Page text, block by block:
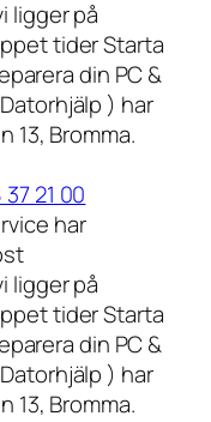
ligger på
tider Starta
din PC &
) har
13, Bromma.
21 00
har
ligger på
tider Starta
din PC &
) har
13, Bromma.